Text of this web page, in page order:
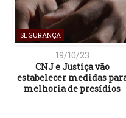
SEGURANÇA
19/10/23
CNJ e Justiça vão
estabelecer medidas
melhoria de presídios